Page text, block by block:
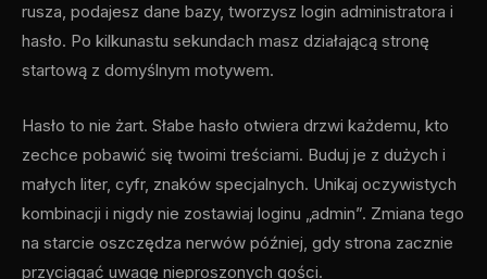
rusza, podajesz dane bazy, tworzysz login administratora i
hasło. Po kilkunastu sekundach masz działającą stronę
startową z domyślnym motywem.
Hasło to nie żart. Słabe hasło otwiera drzwi każdemu, kto
zechce pobawić się twoimi treściami. Buduj je z dużych i
małych liter, cyfr, znaków specjalnych. Unikaj oczywistych
kombinacji i nigdy nie zostawiaj loginu „admin”. Zmiana tego
na starcie oszczędza nerwów później, gdy strona zacznie
przyciągać uwagę nieproszonych gości.